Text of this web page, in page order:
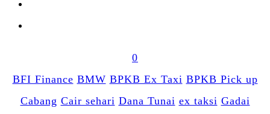
0
BFI Finance BMW BPKB Ex Taxi BPKB Pick up
Cabang Cair sehari Dana Tunai ex taksi Gadai